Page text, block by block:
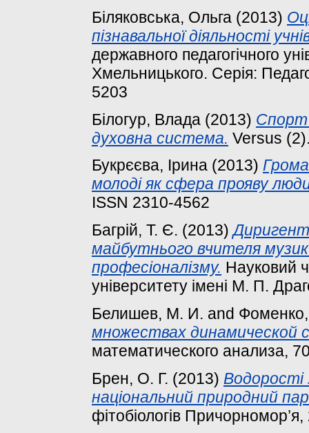
Біляковська, Ольга (2013)
пізнавальної діяльності
державного педагогічного
Хмельницького. Серія:
5203
Білогур, Влада (2013) Спорт
духовна система. Versus
Букрєєва, Ірина (2013)
молоді як сфера прояву
ISSN 2310-4562
Багрій, Т. Є. (2013)
майбутнього вчителя
професіоналізму. Науковий
університету імені М. П.
Белишев, М. И. and
множествах
математического анализа,
Брен, О. Г. (2013)
національний природний
фітобіологів